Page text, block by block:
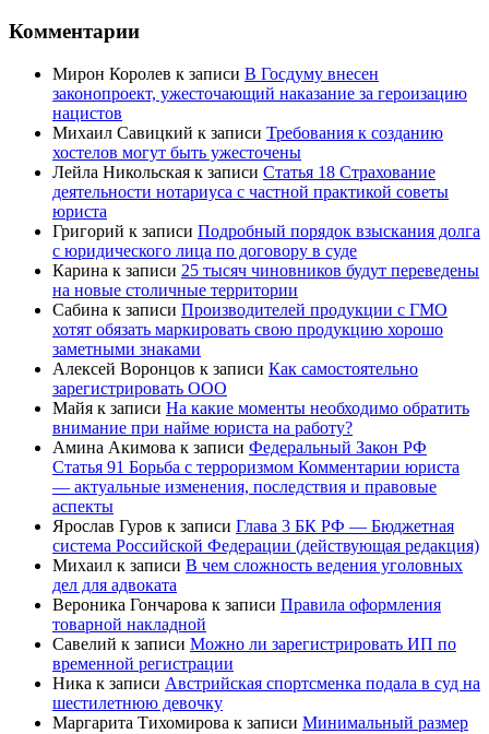
Комментарии
Мирон Королев к записи В Госдуму внесен
законопроект, ужесточающий наказание за героизацию
нацистов
Михаил Савицкий к записи Требования к созданию
хостелов могут быть ужесточены
Лейла Никольская к записи Статья 18 Страхование
деятельности нотариуса с частной практикой советы
юриста
Григорий к записи Подробный порядок взыскания долга
с юридического лица по договору в суде
Карина к записи 25 тысяч чиновников будут переведены
на новые столичные территории
Сабина к записи Производителей продукции с ГМО
хотят обязать маркировать свою продукцию хорошо
заметными знаками
Алексей Воронцов к записи Как самостоятельно
зарегистрировать ООО
Майя к записи На какие моменты необходимо обратить
внимание при найме юриста на работу?
Амина Акимова к записи Федеральный Закон РФ
Статья 91 Борьба с терроризмом Комментарии юриста
— актуальные изменения, последствия и правовые
аспекты
Ярослав Гуров к записи Глава 3 БК РФ — Бюджетная
система Российской Федерации (действующая редакция)
Михаил к записи В чем сложность ведения уголовных
дел для адвоката
Вероника Гончарова к записи Правила оформления
товарной накладной
Савелий к записи Можно ли зарегистрировать ИП по
временной регистрации
Ника к записи Австрийская спортсменка подала в суд на
шестилетнюю девочку
Маргарита Тихомирова к записи Минимальный размер